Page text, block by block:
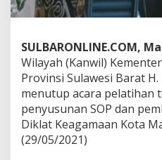
r
M
n
t
A
S
N
H
SULBARONLINE.COM,
Wilayah (Kanwil)
Provinsi Sulawesi Barat
menutup acara pelatihan
penyusunan SOP dan
Diklat Keagamaan Kota
(29/05/2021)